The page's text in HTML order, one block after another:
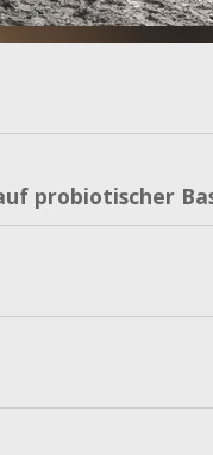
probiotischer